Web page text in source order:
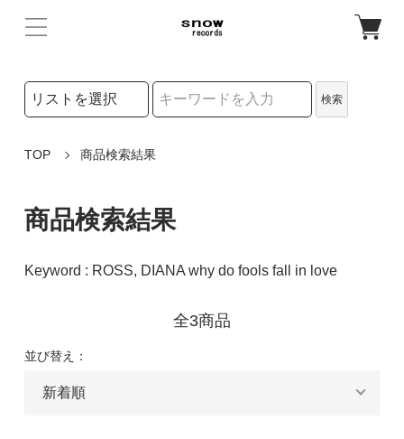
検索リストの選択
検索
TOP 商品検索結果
商品検索結果
Keyword : ROSS, DIANA why do fools fall in love
全3商品
並び替え：